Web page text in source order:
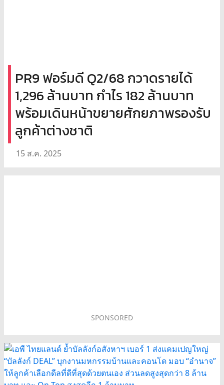
PR9 ฟอร์มดี Q2/68 กวาดรายได้
1,296 ล้านบาท กำไร 182 ล้านบาท
พร้อมเดินหน้าขยายศักยภาพรองรับ
ลูกค้าต่างชาติ
15 ส.ค. 2025
SPONSORED